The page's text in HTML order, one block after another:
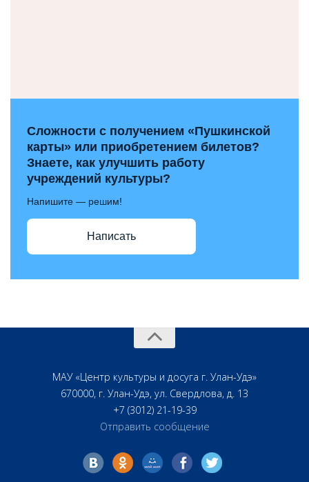
Сложности с получением «Пушкинской
карты» или приобретением билетов?
Знаете, как улучшить работу
учреждений культуры?
Напишите — решим!
Написать
МАУ «Центр культуры и досуга г. Улан-Удэ»
670000, г. Улан-Удэ, ул. Свердлова, д. 13
+7 (3012) 21-19-39
Отправить сообщение